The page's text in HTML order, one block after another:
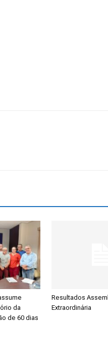
da
de 60 dias
Resultados
Extraordinária